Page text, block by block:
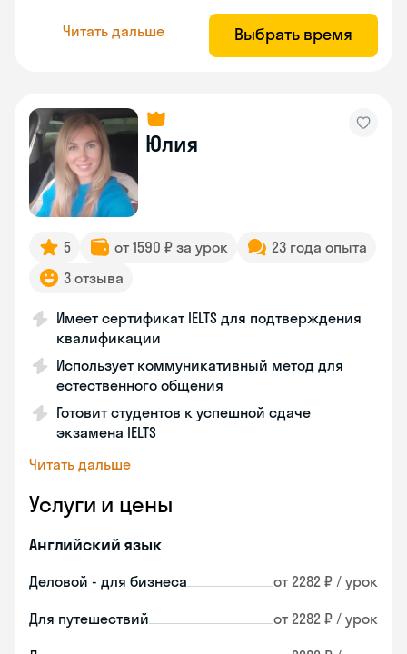
Читать дальше Выбрать время
Юлия
5 от 1590 ₽ за урок
23 года опыта
3 отзыва
Имеет сертификат IELTS для подтверждения
квалификации
Использует коммуникативный метод для
естественного общения
Готовит студентов к успешной сдаче
экзамена IELTS
Читать дальше
Услуги и цены
Английский язык
Деловой - для бизнеса от 2282 ₽ / урок
Для путешествий от 2282 ₽ / урок